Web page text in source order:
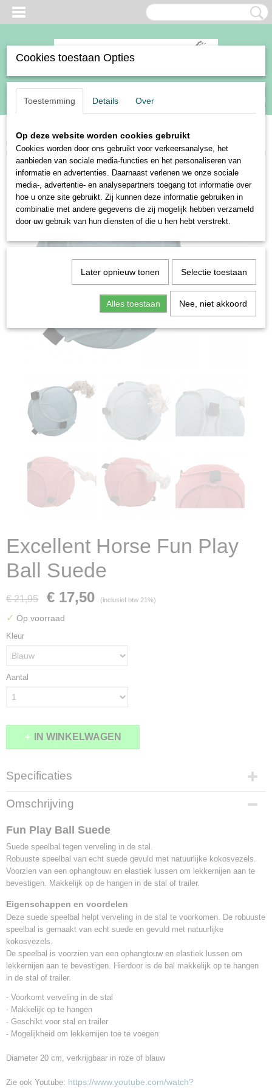
Inloggen Registreren
(0)
Home>Stal, weide, rijbaan>Excellent Horse Fun Play Ball Suede
Excellent Horse Fun Play
Ball Suede
€ 21,95 € 17,50 (inclusief btw 21%)
✓ Op voorraad
Kleur
Aantal
IN WINKELWAGEN
Specificaties
Productcode
2218-10485
Omschrijving
Fun Play Ball Suede
Suede speelbal tegen verveling in de stal.
Robuuste speelbal van echt suede gevuld met natuurlijke kokosvezels.
Voorzien van een ophangtouw en elastiek lussen om lekkernijen aan te
bevestigen. Makkelijk op de hangen in de stal of trailer.
Eigenschappen en voordelen
Deze suede speelbal helpt verveling in de stal te voorkomen. De robuuste
speelbal is gemaakt van echt suede en gevuld met natuurlijke
kokosvezels.
De speelbal is voorzien van een ophangtouw en elastiek lussen om
lekkernijen aan te bevestigen. Hierdoor is de bal makkelijk op te hangen
in de stal of trailer.
- Voorkomt verveling in de stal
- Makkelijk op te hangen
- Geschikt voor stal en trailer
- Mogelijkheid om lekkernijen toe te voegen
Diameter 20 cm, verkrijgbaar in roze of blauw
Zie ook Youtube: https://www.youtube.com/watch?
Cookies toestaan Opties
Toestemming Details Over
Op deze website worden cookies gebruikt
Cookies worden door ons gebruikt voor verkeersanalyse, het
aanbieden van sociale media-functies en het personaliseren van
informatie en advertenties. Daarnaast verlenen we onze sociale
media-, advertentie- en analysepartners toegang tot informatie over
hoe u onze site gebruikt. Zij kunnen deze informatie gebruiken in
combinatie met andere gegevens die zij mogelijk hebben verzameld
door uw gebruik van hun diensten of die u hen hebt verstrekt.
Later opnieuw tonen Selectie toestaan
Alles toestaan Nee, niet akkoord